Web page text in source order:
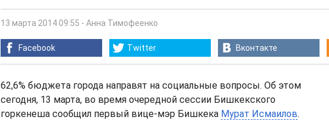
13 марта 2014 09:55 - Анна Тимофеенко
Facebook Twitter Вконтакте
62,6% бюджета города направят на социальные вопросы. Об этом
сегодня, 13 марта, во время очередной сессии Бишкекского
горкенеша сообщил первый вице-мэр Бишкека Мурат Исмаилов.